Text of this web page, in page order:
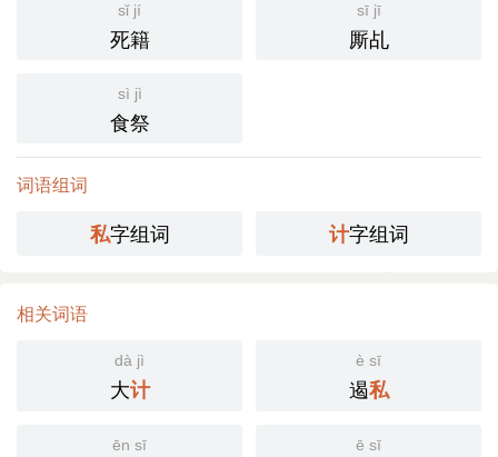
sǐ jí
死籍
sī jī
厮乩
sì jì
食祭
词语组词
私字组词 计字组词
相关词语
dà jì
大计
è sī
遏私
ēn sī ē sī